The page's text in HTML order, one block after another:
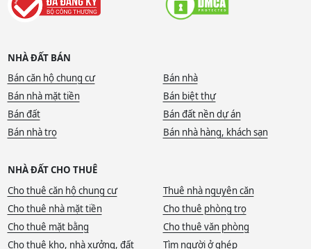
NHÀ ĐẤT BÁN
Bán căn hộ chung cư
Bán nhà
Bán nhà mặt tiền
Bán biệt thự
Bán đất
Bán đất nền dự án
Bán nhà trọ
Bán nhà hàng, khách sạn
NHÀ ĐẤT CHO THUÊ
Cho thuê căn hộ chung cư
Thuê nhà nguyên căn
Cho thuê nhà mặt tiền
Cho thuê phòng trọ
Cho thuê mặt bằng
Cho thuê văn phòng
Cho thuê kho, nhà xưởng, đất
Tìm người ở ghép